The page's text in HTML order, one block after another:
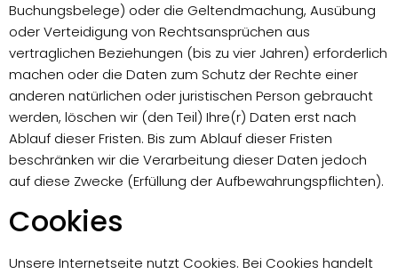
Buchungsbelege) oder die Geltendmachung, Ausübung
oder Verteidigung von Rechtsansprüchen aus
vertraglichen Beziehungen (bis zu vier Jahren) erforderlich
machen oder die Daten zum Schutz der Rechte einer
anderen natürlichen oder juristischen Person gebraucht
werden, löschen wir (den Teil) Ihre(r) Daten erst nach
Ablauf dieser Fristen. Bis zum Ablauf dieser Fristen
beschränken wir die Verarbeitung dieser Daten jedoch
auf diese Zwecke (Erfüllung der Aufbewahrungspflichten).
Cookies
Unsere Internetseite nutzt Cookies. Bei Cookies handelt